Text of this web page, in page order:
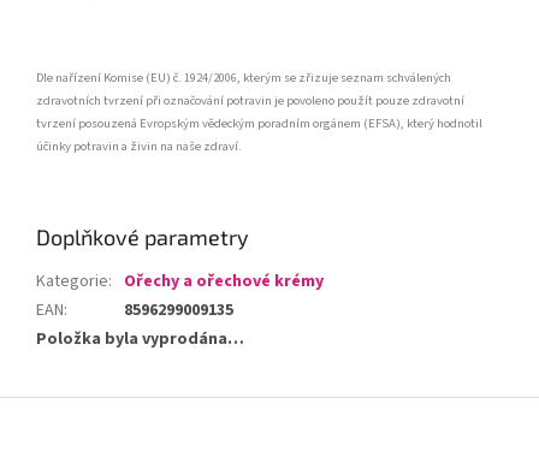
Dle nařízení Komise (EU) č. 1924/2006, kterým se zřizuje seznam schválených
zdravotních tvrzení při označování potravin je povoleno použít pouze zdravotní
tvrzení posouzená Evropským vědeckým poradním orgánem (EFSA), který hodnotil
účinky potravin a živin na naše zdraví.
Doplňkové parametry
Kategorie: Ořechy a ořechové krémy
EAN:
8596299009135
Položka byla vyprodána…